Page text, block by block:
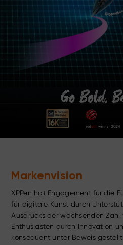
Markenvision
XPPen hat Engagement für die
für digitale Kunst durch
Ausdrucks der wachsenden Zahl
Enthusiasten durch Innovation
konsequent unter Beweis gestellt.